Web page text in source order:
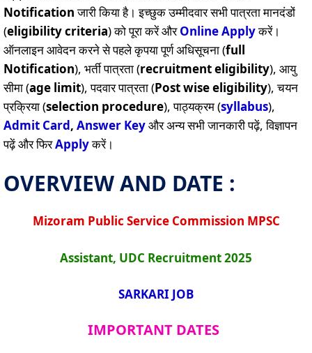
Notificationजारी किया है। इच्छुक उम्मीदवार सभी पात्रता मानदंडों
(eligibility criteria) को पूरा करें औरOnlineApplyकरें।
ऑनलाइन आवेदन करने से पहले कृपया पूर्ण अधिसूचना (full
Notification), भर्ती पात्रता (recruitment eligibility), आयु
सीमा (age limit), पदवार पात्रता (Post wise eligibility), चयन
प्रक्रिया (selection procedure), पाठ्यक्रम (syllabus),
Admit Card, Answer Keyऔर अन्य सभी जानकारी पढ़ें, विज्ञापन
पढ़ें और फिरApplyकरें।
OVERVIEW AND DATE :
Mizoram Public Service Commission MPSC
Assistant, UDC Recruitment 2025
SARKARI JOB
IMPORTANT DATES